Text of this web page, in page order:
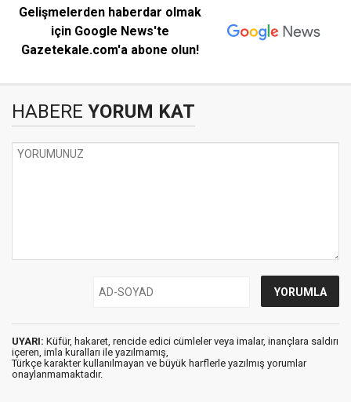
Gelişmelerden haberdar olmak
için Google News'te
Gazetekale.com'a abone olun!
HABERE YORUM KAT
UYARI: Küfür, hakaret, rencide edici cümleler veya imalar, inançlara saldırı
içeren, imla kuralları ile yazılmamış,
Türkçe karakter kullanılmayan ve büyük harflerle yazılmış yorumlar
onaylanmamaktadır.